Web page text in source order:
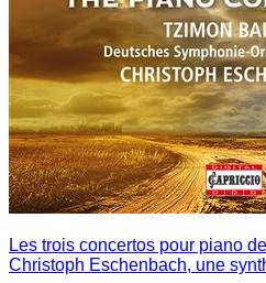
Les trois concertos pour piano
Christoph Eschenbach, une